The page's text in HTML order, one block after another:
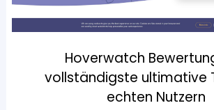
Hoverwatch
vollständigste ultimative
echten Nutzern